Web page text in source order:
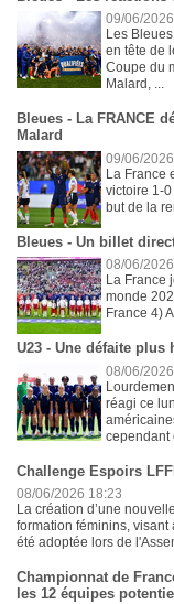
09/06/
Les
en tête de
Coupe du
Malard, ...
Bleues - La FRANCE
Malard
09/06/
La France
victoire 1-
but de la
Bleues - Un billet
08/06/
La France
monde
France 4)
U23 - Une défaite plus
08/06/
réagi ce
cependant
Challenge Espoirs
08/06/2026 18:23
La création d’une
formation féminins, visant
été adoptée lors de
Championnat de
les 12 équipes